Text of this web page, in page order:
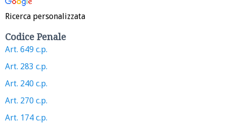
Ricerca personalizzata
Codice Penale
Art. 649 c.p.
Art. 283 c.p.
Art. 240 c.p.
Art. 270 c.p.
Art. 174 c.p.